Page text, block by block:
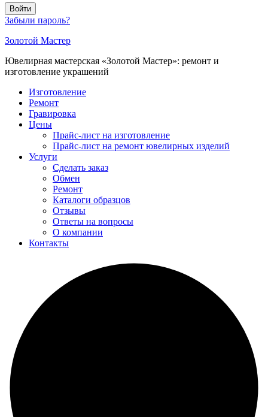
Войти
Забыли пароль?
Золотой Мастер
Ювелирная мастерская «Золотой Мастер»: ремонт и
изготовление украшений
Изготовление
Ремонт
Гравировка
Цены
Прайс-лист на изготовление
Прайс-лист на ремонт ювелирных изделий
Услуги
Сделать заказ
Обмен
Ремонт
Каталоги образцов
Отзывы
Ответы на вопросы
О компании
Контакты